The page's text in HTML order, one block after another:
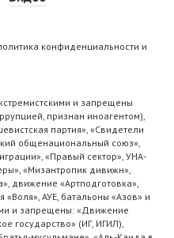
конфиденциальности и
и запрещены
признан иноагентом),
партия», «Свидетели
общенациональный союз»,
«Правый сектор», УНА-
«Мизантропик дивижн»,
движение «Артподготовка»,
АУЕ, батальоны «Азов» и
и запрещены: «Движение
государство» (ИГ, ИГИЛ),